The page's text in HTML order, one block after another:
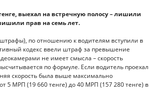
выехал на встречную полосу – лишили
прав на семь лет.
по отношению к водителям вступили в
кодекс ввели штраф за превышение
не имеет смысла – скорость
по формуле. Если водитель проехал
скорость была выше максимально
5 МРП (19 660 тенге) до 40 МРП (157 280 тенге) в